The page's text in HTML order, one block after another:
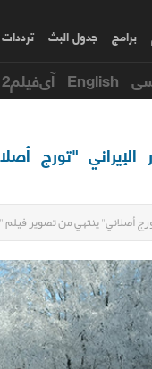
برامج جدول البث ترددات
English آی‌فیلم2
الإيراني "تورج
أصلاني" ينتهي من تصوير